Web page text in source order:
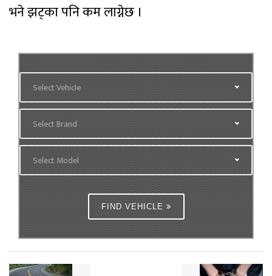
भने झट्का पनि कम लाग्नेछ ।
Select Vehicle
Select Brand
Select Model
FIND VEHICLE